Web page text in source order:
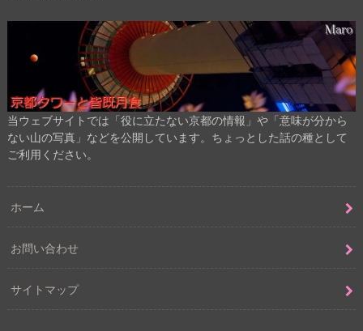
当ウェブサイトでは「役に立たない京都の情報」や「意味が分から
ない山の写真」などを公開しています。ちょっとした話の種として
ご利用ください。
ホーム
お問い合わせ
サイトマップ